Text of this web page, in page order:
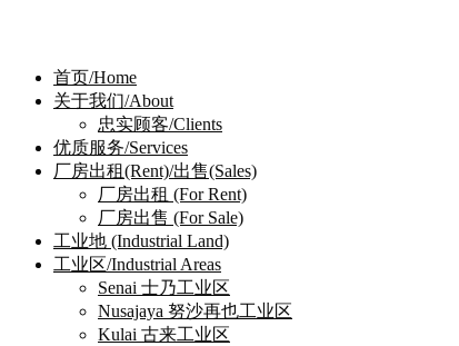
首页/Home
关于我们/About
忠实顾客/Clients
优质服务/Services
厂房出租(Rent)/出售(Sales)
厂房出租 (For Rent)
厂房出售 (For Sale)
工业地 (Industrial Land)
工业区/Industrial Areas
Senai 士乃工业区
Nusajaya 努沙再也工业区
Kulai 古来工业区